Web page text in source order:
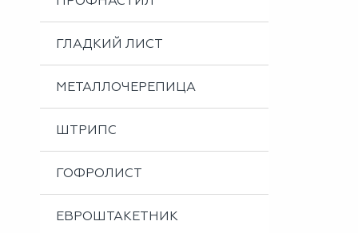
Металлоизделия
Проектирование вентилируемых фасадов
Вальцовка листового металла
ГЛАДКИЙ ЛИСТ
МЕТАЛЛОЧЕРЕПИЦА
ШТРИПС
ГОФРОЛИСТ
ЕВРОШТАКЕТНИК